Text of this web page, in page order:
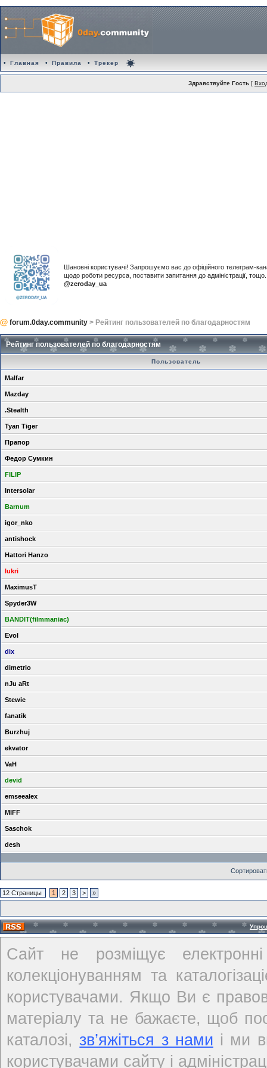
• Главная • Правила • Трекер
Здравствуйте Гость [
Шановні користувачі! Запрошуємо вас до офіційного телеграм-
щодо роботи ресурса, поставити запитання до адміністрації,
@zeroday_ua
forum.0day.community > Рейтинг пользователей по благодарностям
Рейтинг пользователей по благодарностям
Пользователь
Malfar
Mazday
.Stealth
Tyan Tiger
Прапор
Федор Сумкин
FILIP
Intersolar
Barnum
igor_nko
antishock
Hattori Hanzo
lukri
MaximusT
Spyder3W
BANDIT(filmmaniac)
Evol
dix
dimetrio
nJu aRt
Stewie
fanatik
Burzhuj
ekvator
VaH
devid
emseealex
MIFF
Saschok
desh
12 Страницы 1 2 3 > »
Сайт не розміщує
колекціонуванням та
користувачами. Якщо Ви є
матеріалу та не бажаєте, щоб
каталозі,зв’яжіться з нами і ми
користувачами сайту і